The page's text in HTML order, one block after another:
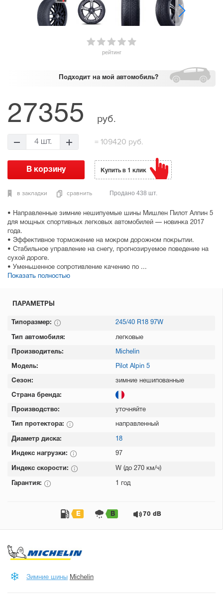
рейтинг
Подходит на мой автомобиль?
• Направленные зимние нешипуемые шины Мишлен Пилот Алпин 5
для мощных спортивных легковых автомобилей — новинка 2017
года.
• Эффективное торможение на мокром дорожном покрытии.
• Стабильное управление на снегу, прогнозируемое поведение на
сухой дороге.
• Уменьшенное сопротивление качению по ...
Показать полностью
27355 руб.
4 шт. = 109420 руб.
в закладки сравнить
Купить в 1 клик
Продано 438 шт.
ПАРАМЕТРЫ
Типоразмер: 245/40 R18 97W
Тип автомобиля: легковые
Производитель: Michelin
Модель: Pilot Alpin 5
Сезон: зимние нешипованные
Страна бренда:
Производство: уточняйте
Тип протектора: направленный
Диаметр диска: 18
Индекс нагрузки: 97
Индекс скорости: W (до 270 км/ч)
Гарантия: 1 год
E B 70 dB
Зимние шины Michelin